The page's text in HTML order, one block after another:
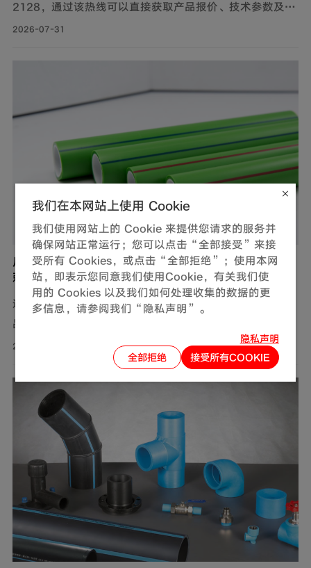
2128，通过该热线可以直接获取产品报价、技术参数及供
货信息。此外，还可通过官网及微信公众号获取产品报价
2026-07-31
广东PP-R给水管厂家怎么选？联塑管道是否值得信
赖？
选广东PP-R给水管厂家，主要看生产规模、供货保障和产
品品质。联塑管道深耕管道行业40年，在这三方面均有可
靠表现，是值得信赖的选择。
2026-07-31
我们在本网站上使用 Cookie
我们使用网站上的 Cookie 来提供您请求的服务并
确保网站正常运行；您可以点击“全部接受”来接
受所有 Cookies，或点击“全部拒绝”；使用本网
站，即表示您同意我们使用Cookie，有关我们使
用的 Cookies 以及我们如何处理收集的数据的更
多信息，请参阅我们“隐私声明”。
隐私声明
全部拒绝
接受所有COOKIE